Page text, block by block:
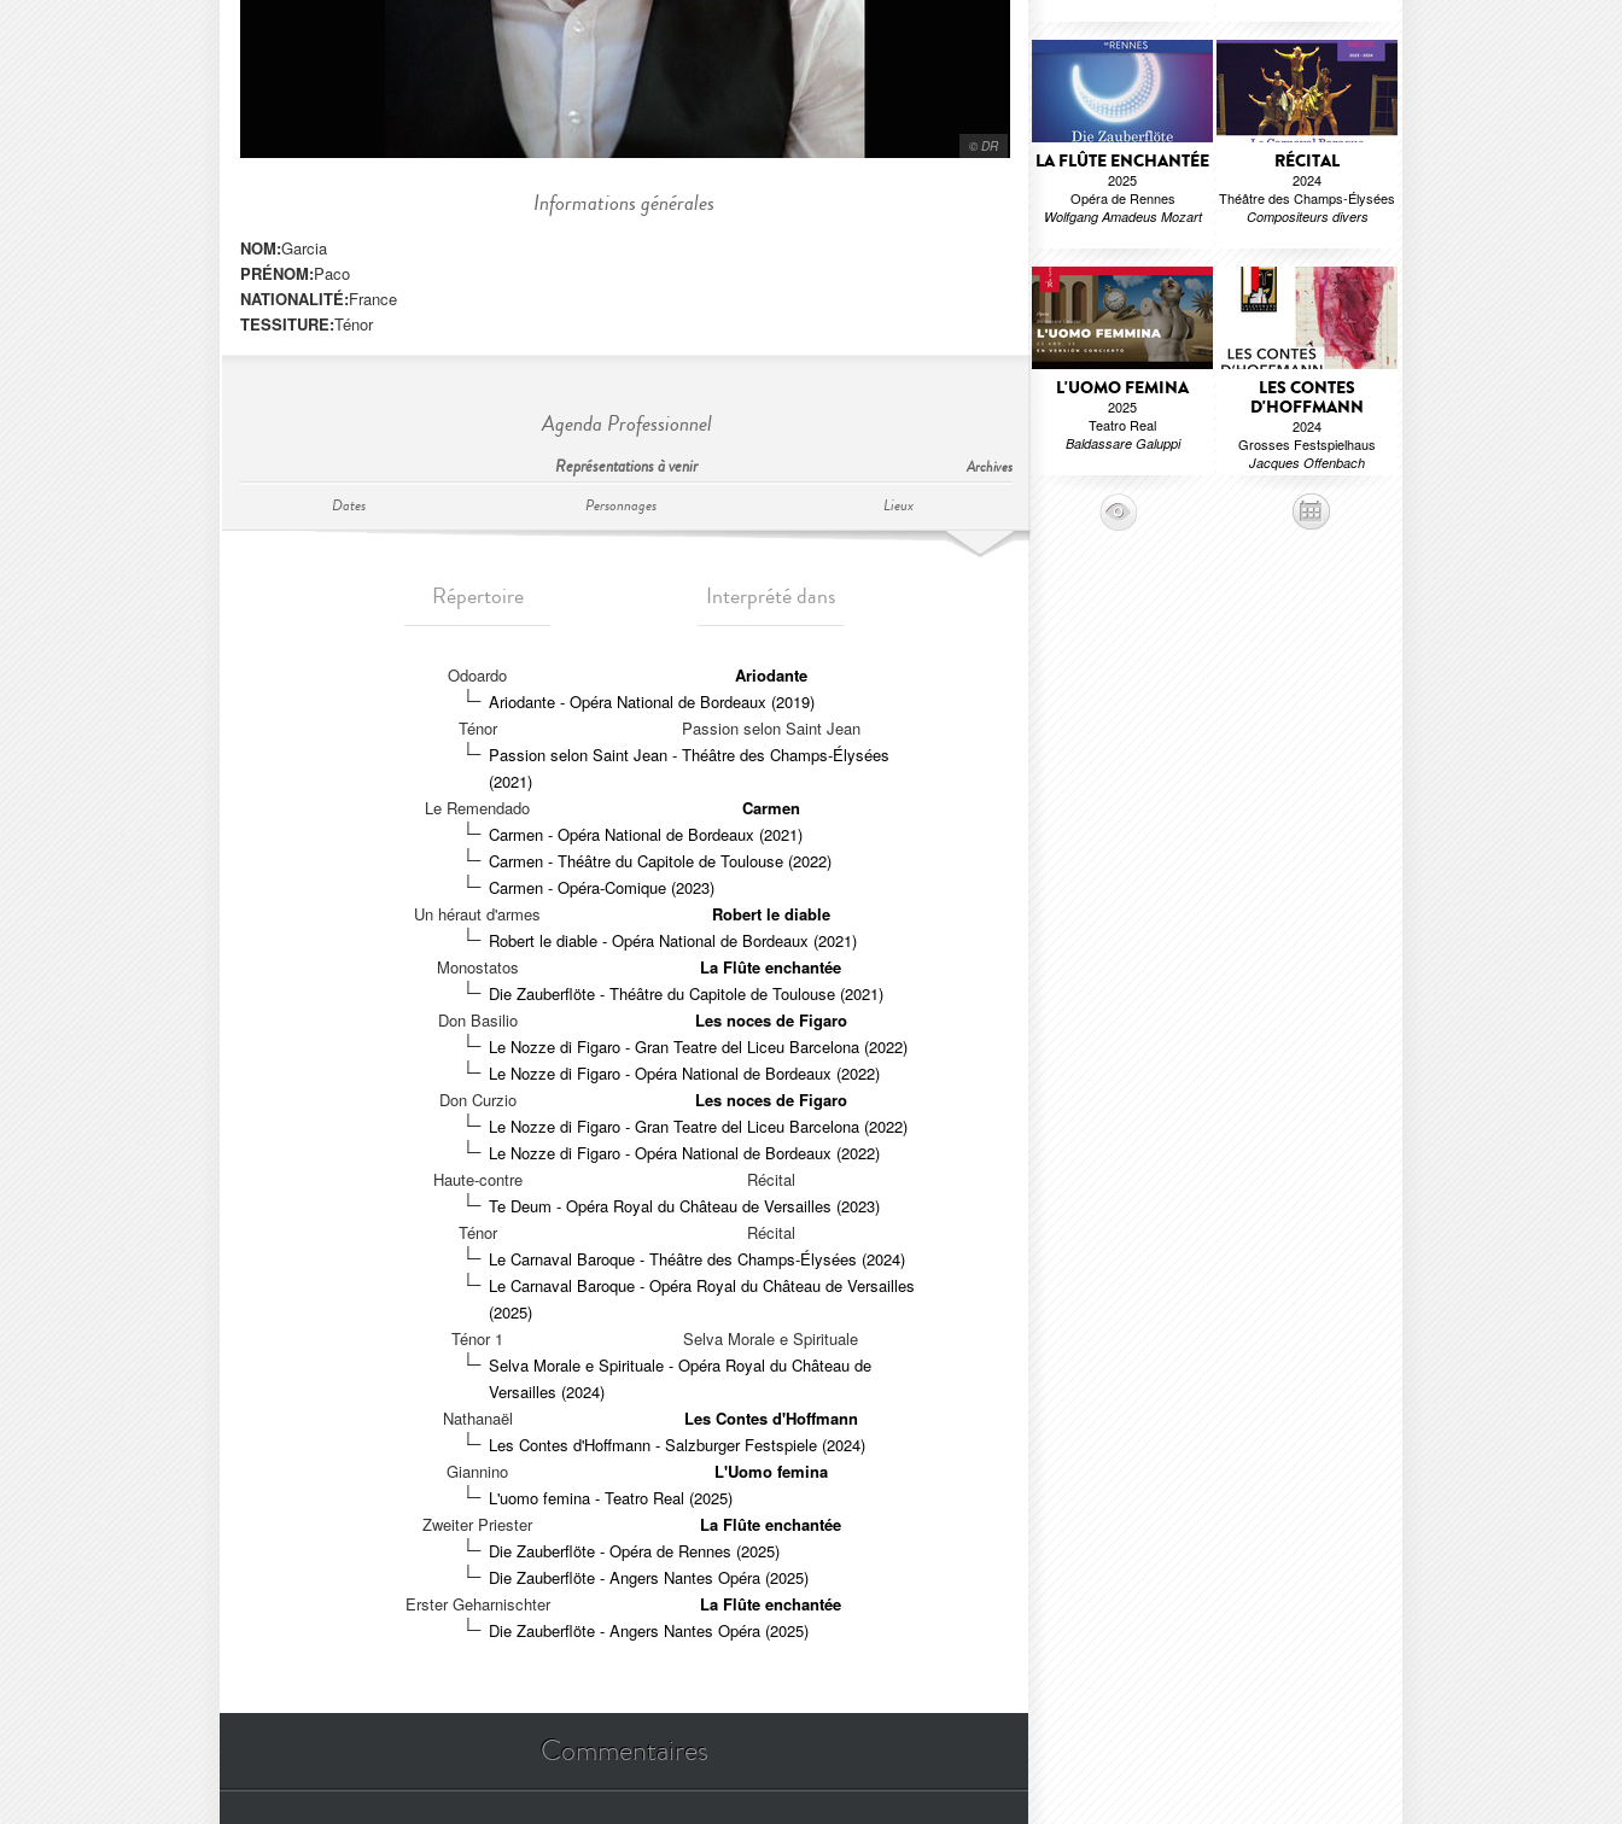
© DR
Informations générales
NOM:Garcia
PRÉNOM:Paco
NATIONALITÉ:France
TESSITURE:Ténor
Agenda Professionnel
Représentations à venir Archives
Dates Personnages Lieux
Répertoire Interprété dans
Odoardo
Ariodante
Ariodante - Opéra National de Bordeaux (2019)
Ténor
Passion selon Saint Jean
Passion selon Saint Jean - Théâtre des Champs-Élysées
(2021)
Le Remendado
Carmen
Carmen - Opéra National de Bordeaux (2021)
Carmen - Théâtre du Capitole de Toulouse (2022)
Carmen - Opéra-Comique (2023)
Un héraut d'armes
Robert le diable
Robert le diable - Opéra National de Bordeaux (2021)
Monostatos
La Flûte enchantée
Die Zauberflöte - Théâtre du Capitole de Toulouse (2021)
Don Basilio
Les noces de Figaro
Le Nozze di Figaro - Gran Teatre del Liceu Barcelona (2022)
Le Nozze di Figaro - Opéra National de Bordeaux (2022)
Don Curzio
Les noces de Figaro
Le Nozze di Figaro - Gran Teatre del Liceu Barcelona (2022)
Le Nozze di Figaro - Opéra National de Bordeaux (2022)
Haute-contre
Récital
Te Deum - Opéra Royal du Château de Versailles (2023)
Ténor
Récital
Le Carnaval Baroque - Théâtre des Champs-Élysées (2024)
Le Carnaval Baroque - Opéra Royal du Château de Versailles
(2025)
Ténor 1
Selva Morale e Spirituale
Selva Morale e Spirituale - Opéra Royal du Château de
Versailles (2024)
Nathanaël
Les Contes d'Hoffmann
Les Contes d'Hoffmann - Salzburger Festspiele (2024)
Giannino
L'Uomo femina
L'uomo femina - Teatro Real (2025)
Zweiter Priester
La Flûte enchantée
Die Zauberflöte - Opéra de Rennes (2025)
Die Zauberflöte - Angers Nantes Opéra (2025)
Erster Geharnischter
La Flûte enchantée
Die Zauberflöte - Angers Nantes Opéra (2025)
Commentaires
LA FLÛTE ENCHANTÉE
2025
Opéra de Rennes
Wolfgang Amadeus Mozart
RÉCITAL
2024
Théâtre des Champs-Élysées
Compositeurs divers
L'UOMO FEMINA
2025
Teatro Real
Baldassare Galuppi
LES CONTES
D'HOFFMANN
2024
Grosses Festspielhaus
Jacques Offenbach